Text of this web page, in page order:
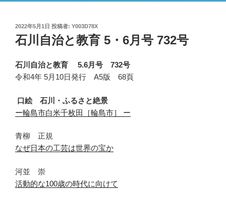
投
稿
日:
2022年5月1日 投稿者: Y003D78X
石川自治と教育 5・6月号 732号
石川自治と教育 5.6月号 732号
令和4年 5月10日発行 A5版 68頁
口絵 石川 ・ ふるさ と絶景
ー輪島市白米千枚田 ［輪島市］ ー
青柳 正規
なぜ日本の工芸は世界の宝か
河並 崇
活動的な100歳の時代に向けて